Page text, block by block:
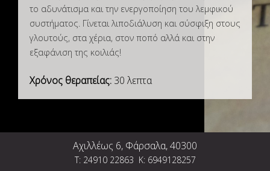
το αδυνάτισμα και την ενεργοποίηση του λεμφικού
συστήματος. Γίνεται λιποδιάλυση και σύσφιξη στους
γλουτούς, στα χέρια, στον ποπό αλλά και στην
εξαφάνιση της κοιλιάς!
Χρόνος θεραπείας: 30 λεπτα
Αχιλλέως 6, Φάρσαλα, 40300
Τ: 24910 22863 Κ: 6949128257